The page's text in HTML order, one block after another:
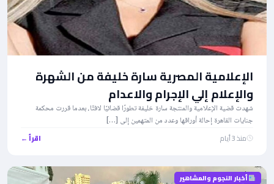
الإعلامية المصرية سارة خليفة من الشهرة
والإعلام إلي الإجرام والاعدام
شهدت قضية الإعلامية والمنتجة سارة خليفة تطورًا قضائيًا لافتًا، بعدما قررت محكمة
جنايات القاهرة إحالة أوراقها وعدد من المتهمين إلى […]
منذ 3 أيام اقرأ ←
أخبار النجوم والمشاهير